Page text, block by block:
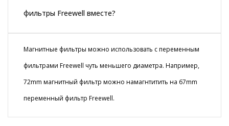
фильтры Freewell вместе?
Магнитные фильтры можно использовать с переменным
фильтрами Freewell чуть меньшего диаметра. Например,
72mm магнитный фильтр можно намагнтитить на 67mm
переменный фильтр Freewell.